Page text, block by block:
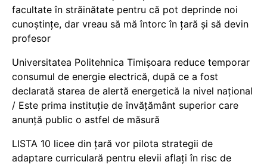
facultate în străinătate pentru că pot deprinde noi
cunoștințe, dar vreau să mă întorc în țară și să devin
profesor
Universitatea Politehnica Timișoara reduce temporar
consumul de energie electrică, după ce a fost
declarată starea de alertă energetică la nivel național
/ Este prima instituție de învățământ superior care
anunță public o astfel de măsură
LISTA 10 licee din țară vor pilota strategii de
adaptare curriculară pentru elevii aflați în risc de